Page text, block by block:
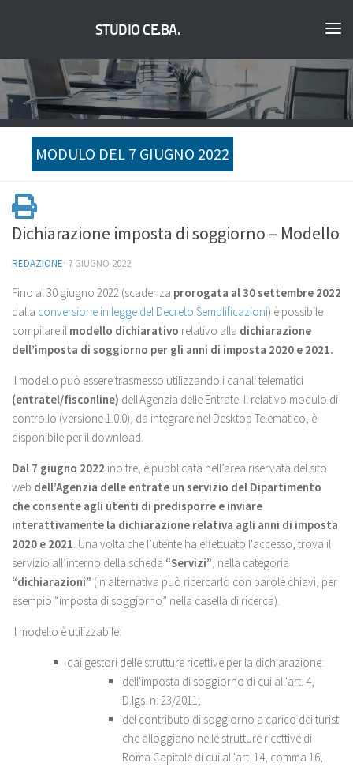
STUDIO CE.BA.
MODULO DEL 7 GIUGNO 2022
Dichiarazione imposta di soggiorno – Modello
REDAZIONE· 7 GIUGNO 2022
Fino al 30 giugno 2022 (scadenza prorogata al 30 settembre 2022
dalla conversione in legge del Decreto Semplificazioni) è possibile
compilare il modello dichiarativo relativo alla dichiarazione
dell’imposta di soggiorno per gli anni di imposta 2020 e 2021.
Il modello può essere trasmesso utilizzando i canali telematici
(entratel/fisconline) dell'Agenzia delle Entrate. Il relativo modulo di
controllo (versione 1.0.0), da integrare nel Desktop Telematico, è
disponibile per il download.
Dal 7 giugno 2022 inoltre, è pubblicata nell’area riservata del sito
web dell’Agenzia delle entrate un servizio del Dipartimento
che consente agli utenti di predisporre e inviare
interattivamente la dichiarazione relativa agli anni di imposta
2020 e 2021. Una volta che l’utente ha effettuato l'accesso, trova il
servizio all’interno della scheda “Servizi”, nella categoria
“dichiarazioni” (in alternativa può ricercarlo con parole chiavi, per
esempio “imposta di soggiorno” nella casella di ricerca).
Il modello è utilizzabile:
dai gestori delle strutture ricettive per la dichiarazione:
dell'imposta di soggiorno di cui all'art. 4,
D.lgs. n. 23/2011;
del contributo di soggiorno a carico dei turisti
che alloggiano nelle strutture ricettive di
Roma Capitale di cui all'art. 14, comma 16,